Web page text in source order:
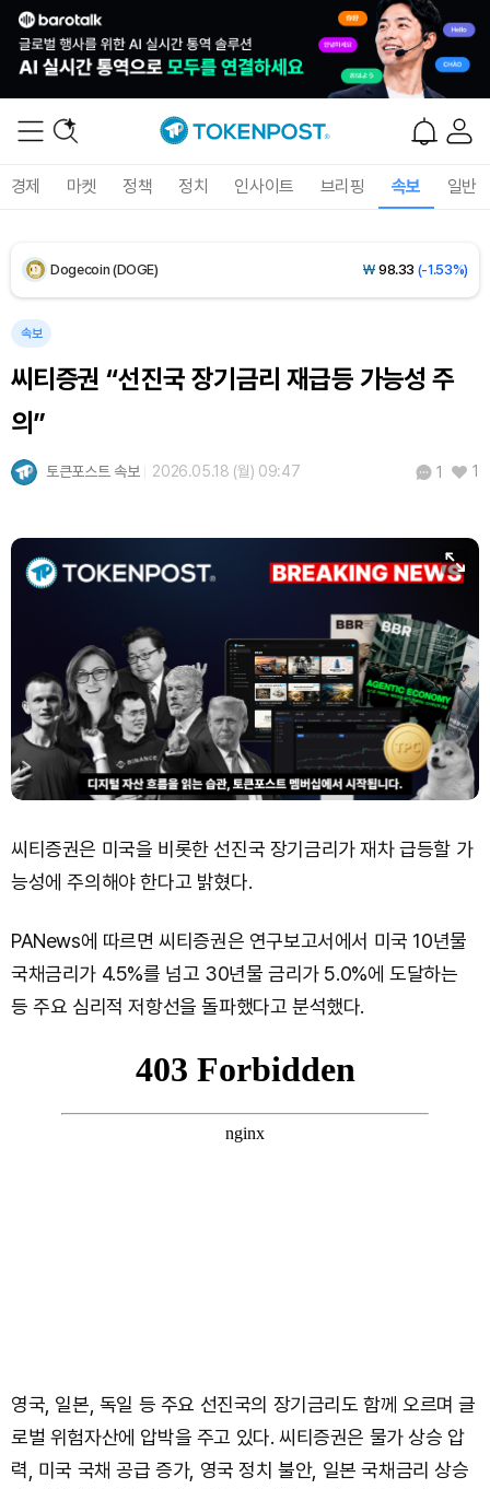
경제 마켓 정책 정치 인사이트 브리핑 속보 일반
Solana (SOL) ₩ 104,163(-1.38%)
Bitcoin (BTC) 91,935,949 (-0.01%)
속보
씨티증권 “선진국 장기금리 재급등 가능성 주
의”
토큰포스트 속보 2026.05.18 (월) 09:47 1 1
씨티증권은 미국을 비롯한 선진국 장기금리가 재차 급등할 가
능성에 주의해야 한다고 밝혔다.
PANews에 따르면 씨티증권은 연구보고서에서 미국 10년물
국채금리가 4.5%를 넘고 30년물 금리가 5.0%에 도달하는
등 주요 심리적 저항선을 돌파했다고 분석했다.
영국, 일본, 독일 등 주요 선진국의 장기금리도 함께 오르며 글
로벌 위험자산에 압박을 주고 있다. 씨티증권은 물가 상승 압
력, 미국 국채 공급 증가, 영국 정치 불안, 일본 국채금리 상승